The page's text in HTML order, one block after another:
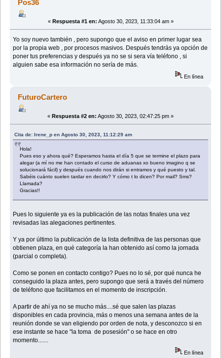
Pos36
« Respuesta #1 en: Agosto 30, 2023, 11:33:04 am »
Yo soy nuevo también , pero supongo que el aviso en primer lugar sea
por la propia web , por procesos masivos. Después tendrás ya opción de
poner tus preferencias y después ya no se si sera vía teléfono , si
alguien sabe esa información no sería de más.
En línea
FuturoCartero
« Respuesta #2 en: Agosto 30, 2023, 02:47:25 pm »
Cita de: Irene_p en Agosto 30, 2023, 11:12:29 am
Hola!
Pues eso y ahora qué? Esperamos hasta el día 5 que se termine el plazo para
alegar (a mí no me han contado el curso de aduanas xo bueno imagino q se
solucionará fácil) y después cuando nos dirán si entramos y qué puesto y tal.
Sabéis cuánto suelen tardar en decirlo? Y cómo t lo dicen? Por mail? Sms?
Llamada?
Gracias!!
Pues lo siguiente ya es la publicación de las notas finales una vez
revisadas las alegaciones pertinentes.
Y ya por último la publicación de la lista definitiva de las personas que
obtienen plaza, en qué categoría la han obtenido así como la jornada
(parcial o completa).
Como se ponen en contacto contigo? Pues no lo sé, por qué nunca he
conseguido la plaza antes, pero supongo que será a través del número
de teléfono que facilitamos en el momento de inscripción.
A partir de ahí ya no se mucho más....sé que salen las plazas
disponibles en cada provincia, más o menos una semana antes de la
reunión donde se van eligiendo por orden de nota, y desconozco si en
ese instante se hace "la toma de posesión" o se hace en otro
momento.......
En línea